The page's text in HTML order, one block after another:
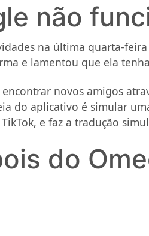
não
na última quarta-
e lamentou que ela
novos amigos
do aplicativo é simular
e faz a tradução
do